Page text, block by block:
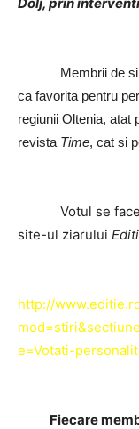
Membrii de
ca favorita pentru
regiunii Oltenia, atat
revista Time, cat si
Votul se face
site-ul ziarului
http://
e=Votati-
Fiecare